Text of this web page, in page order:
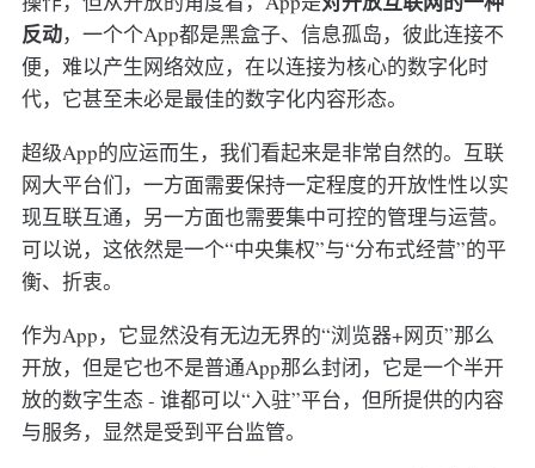
反动，一个个App都是黑盒子、信息孤岛，彼此连接不
便，难以产生网络效应，在以连接为核心的数字化时
代，它甚至未必是最佳的数字化内容形态。
超级App的应运而生，我们看起来是非常自然的。互联
网大平台们，一方面需要保持一定程度的开放性性以实
现互联互通，另一方面也需要集中可控的管理与运营。
可以说，这依然是一个“中央集权”与“分布式经营”的平
衡、折衷。
作为App，它显然没有无边无界的“浏览器+网页”那么
开放，但是它也不是普通App那么封闭，它是一个半开
放的数字生态 - 谁都可以“入驻”平台，但所提供的内容
与服务，显然是受到平台监管。